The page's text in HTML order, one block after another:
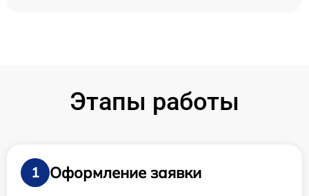
Этапы работы
1
Оформление заявки